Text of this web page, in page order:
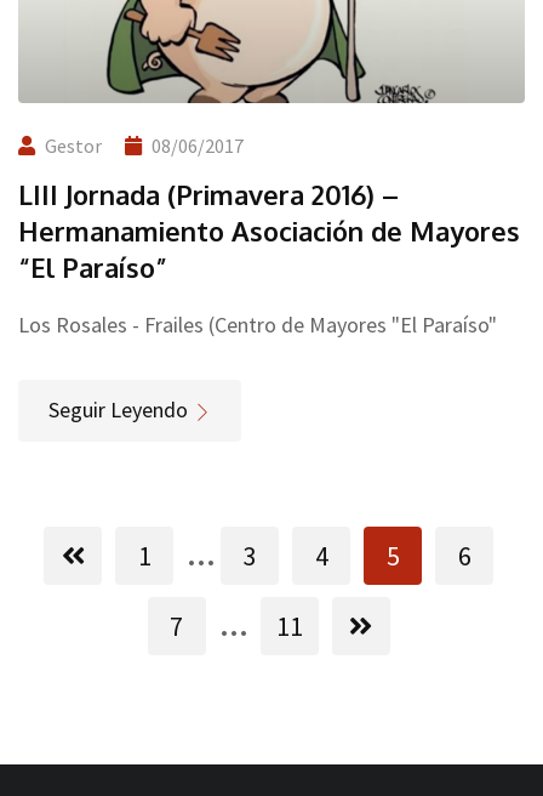
Gestor 08/06/2017
LIII Jornada (Primavera 2016) –
Hermanamiento Asociación de Mayores
“El Paraíso”
Los Rosales - Frailes (Centro de Mayores "El Paraíso"
Seguir Leyendo
1 ... 3 4 5 6
7 ... 11